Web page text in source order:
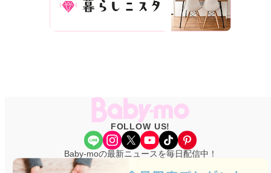
FOLLOW US!
Share Icon Instagram X YouTube TikTok Pinterest
Baby-moの最新ニュースを毎日配信中！